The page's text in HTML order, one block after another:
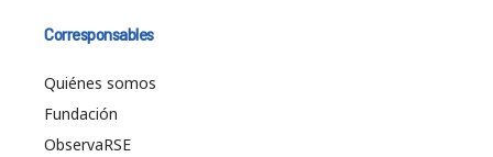
Corresponsables
Quiénes somos
Fundación
ObservaRSE